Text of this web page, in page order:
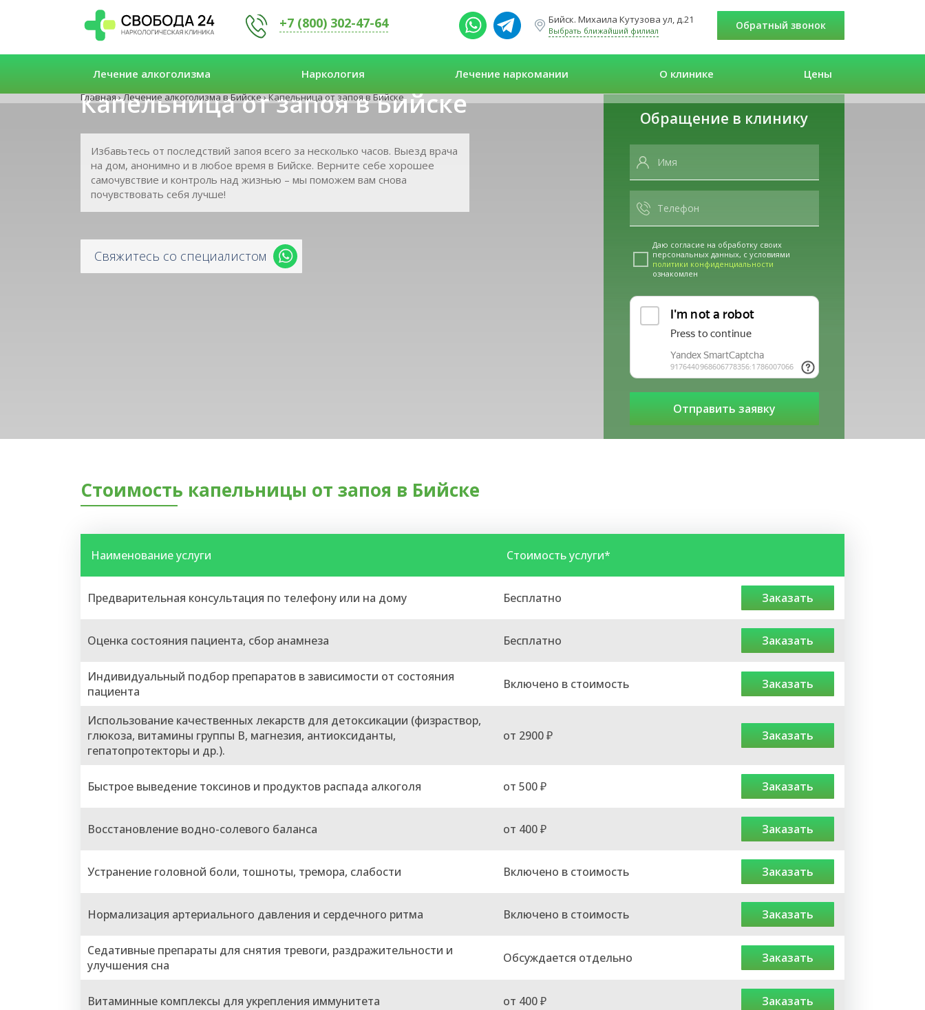
+7 (800) 302-47-64 Бийск. Михаила Кутузова ул, д.21
Выбрать ближайший филиал Обратный звонок
Лечение алкоголизма Наркология Лечение наркомании О клинике Цены
Главная›Лечение алкоголизма в Бийске›Капельница от запоя в Бийске
Капельница от запоя в Бийске
Избавьтесь от последствий запоя всего за несколько часов. Выезд врача
на дом, анонимно и в любое время в Бийске. Верните себе хорошее
самочувствие и контроль над жизнью – мы поможем вам снова
почувствовать себя лучше!
Свяжитесь со специалистом
Обращение в клинику
Даю согласие на обработку своих
персональных данных, с условиями
политики конфиденциальности
ознакомлен
Стоимость капельницы от запоя в Бийске
Наименование услуги Стоимость услуги*
Предварительная консультация по телефону или на дому Бесплатно заказать
Оценка состояния пациента, сбор анамнеза Бесплатно заказать
Индивидуальный подбор препаратов в зависимости от состояния
пациента
Включено в стоимость заказать
Использование качественных лекарств для детоксикации (физраствор,
глюкоза, витамины группы B, магнезия, антиоксиданты,
гепатопротекторы и др.).
от 2900 ₽ заказать
Быстрое выведение токсинов и продуктов распада алкоголя от 500 ₽ заказать
Восстановление водно-солевого баланса от 400 ₽ заказать
Устранение головной боли, тошноты, тремора, слабости Включено в стоимость заказать
Нормализация артериального давления и сердечного ритма Включено в стоимость заказать
Седативные препараты для снятия тревоги, раздражительности и
улучшения сна
Обсуждается отдельно заказать
Витаминные комплексы для укрепления иммунитета от 400 ₽ заказать